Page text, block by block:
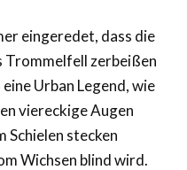
eingeredet, dass die
Trommelfell zerbeißen
Urban Legend, wie
viereckige Augen
Schielen stecken
Wichsen blind wird.